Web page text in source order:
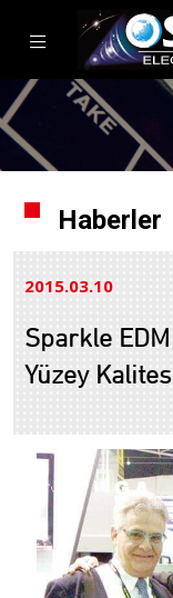
Haberler
2015.0310
Sparkle
Yüzey